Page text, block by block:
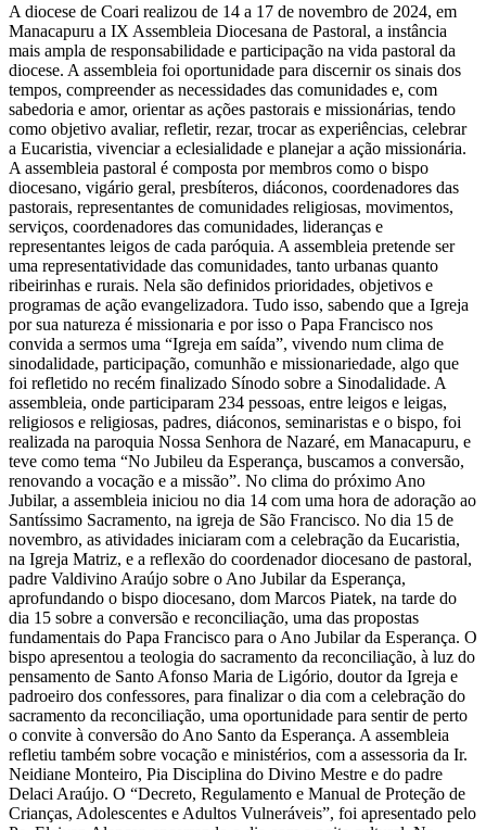
A diocese de Coari realizou de 14 a 17 de novembro de 2024, em
Manacapuru a IX Assembleia Diocesana de Pastoral, a instância
mais ampla de responsabilidade e participação na vida pastoral da
diocese. A assembleia foi oportunidade para discernir os sinais dos
tempos, compreender as necessidades das comunidades e, com
sabedoria e amor, orientar as ações pastorais e missionárias, tendo
como objetivo avaliar, refletir, rezar, trocar as experiências, celebrar
a Eucaristia, vivenciar a eclesialidade e planejar a ação missionária.
A assembleia pastoral é composta por membros como o bispo
diocesano, vigário geral, presbíteros, diáconos, coordenadores das
pastorais, representantes de comunidades religiosas, movimentos,
serviços, coordenadores das comunidades, lideranças e
representantes leigos de cada paróquia. A assembleia pretende ser
uma representatividade das comunidades, tanto urbanas quanto
ribeirinhas e rurais. Nela são definidos prioridades, objetivos e
programas de ação evangelizadora. Tudo isso, sabendo que a Igreja
por sua natureza é missionaria e por isso o Papa Francisco nos
convida a sermos uma “Igreja em saída”, vivendo num clima de
sinodalidade, participação, comunhão e missionariedade, algo que
foi refletido no recém finalizado Sínodo sobre a Sinodalidade. A
assembleia, onde participaram 234 pessoas, entre leigos e leigas,
religiosos e religiosas, padres, diáconos, seminaristas e o bispo, foi
realizada na paroquia Nossa Senhora de Nazaré, em Manacapuru, e
teve como tema “No Jubileu da Esperança, buscamos a conversão,
renovando a vocação e a missão”. No clima do próximo Ano
Jubilar, a assembleia iniciou no dia 14 com uma hora de adoração ao
Santíssimo Sacramento, na igreja de São Francisco. No dia 15 de
novembro, as atividades iniciaram com a celebração da Eucaristia,
na Igreja Matriz, e a reflexão do coordenador diocesano de pastoral,
padre Valdivino Araújo sobre o Ano Jubilar da Esperança,
aprofundando o bispo diocesano, dom Marcos Piatek, na tarde do
dia 15 sobre a conversão e reconciliação, uma das propostas
fundamentais do Papa Francisco para o Ano Jubilar da Esperança. O
bispo apresentou a teologia do sacramento da reconciliação, à luz do
pensamento de Santo Afonso Maria de Ligório, doutor da Igreja e
padroeiro dos confessores, para finalizar o dia com a celebração do
sacramento da reconciliação, uma oportunidade para sentir de perto
o convite à conversão do Ano Santo da Esperança. A assembleia
refletiu também sobre vocação e ministérios, com a assessoria da Ir.
Neidiane Monteiro, Pia Disciplina do Divino Mestre e do padre
Delaci Araújo. O “Decreto, Regulamento e Manual de Proteção de
Crianças, Adolescentes e Adultos Vulneráveis”, foi apresentado pelo